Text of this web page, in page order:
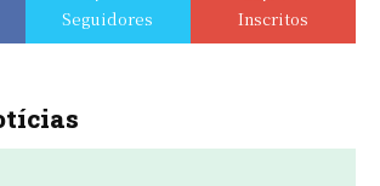
Seguidores Inscritos